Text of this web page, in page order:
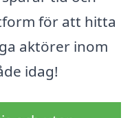
för att hitta
aktörer inom
idag!